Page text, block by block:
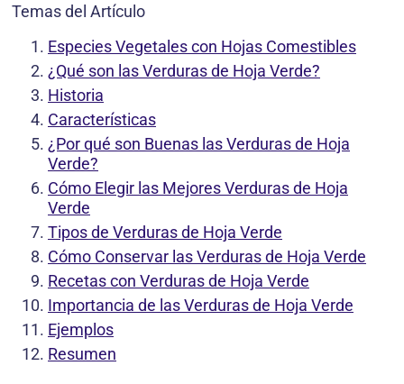
Temas del Artículo
Especies Vegetales con Hojas Comestibles
¿Qué son las Verduras de Hoja Verde?
Historia
Características
¿Por qué son Buenas las Verduras de Hoja
Verde?
Cómo Elegir las Mejores Verduras de Hoja
Verde
Tipos de Verduras de Hoja Verde
Cómo Conservar las Verduras de Hoja Verde
Recetas con Verduras de Hoja Verde
Importancia de las Verduras de Hoja Verde
Ejemplos
Resumen